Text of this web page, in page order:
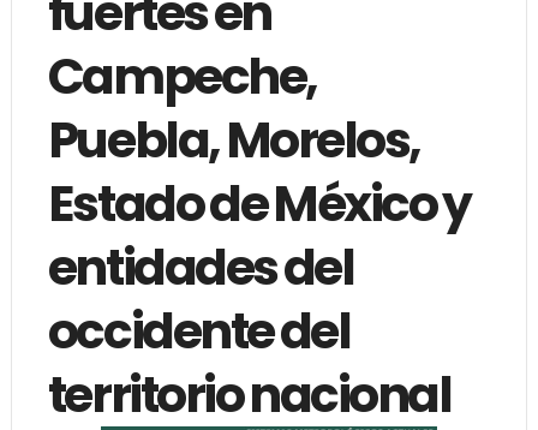
Campeche,
Puebla, Morelos,
Estado de México y
entidades del
occidente del
territorio nacional